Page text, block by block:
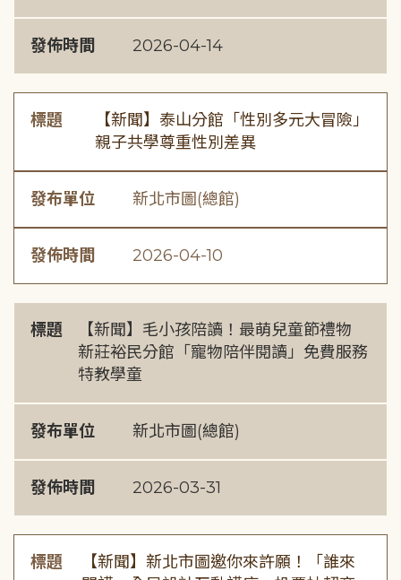
發佈時間 2026-04-14
標題
【新聞】泰山分館「性別多元大冒險」
親子共學尊重性別差異
發布單位 新北市圖(總館)
發佈時間 2026-04-10
標題
【新聞】毛小孩陪讀！最萌兒童節禮物
新莊裕民分館「寵物陪伴閱讀」免費服務
特教學童
發布單位 新北市圖(總館)
發佈時間 2026-03-31
標題
【新聞】新北市圖邀你來許願！「誰來